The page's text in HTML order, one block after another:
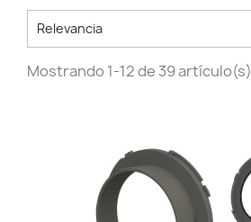
Relevancia
Mostrando 1-12 de 39 artículo(s)